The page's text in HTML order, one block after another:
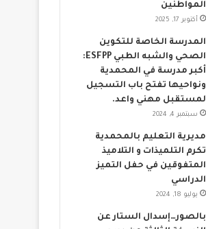
المواطنين
أكتوبر 17, 2025
المدرسة الخاصة للتكوين
الصحي والشبه الطبي ESFPP:
أكبر مدرسة في المحمدية
ونواحيها تفتح باب التسجيل
لمستقبل مهني واعد.
سبتمبر 4, 2024
مديرية التعليم بالمحمدية
تكرم التلميذات و التلاميذ
المتفوقين في حفل التميز
الدراسي
يوليو 18, 2024
بالصور…إسدال الستار عن